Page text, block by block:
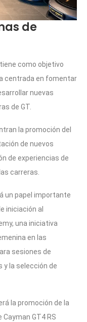
de
como objetivo
centrada en fomentar
nuevas
de GT.
la promoción del
de nuevos
de experiencias de
carreras.
un papel importante
iniciación al
una iniciativa
en las
sesiones de
y la selección de
la promoción de la
GT4 RS